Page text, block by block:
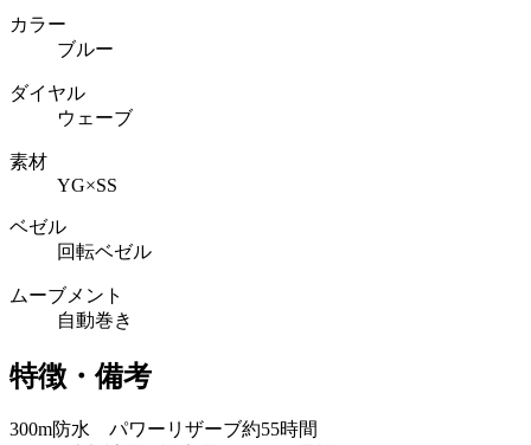
カラー
ブルー
ダイヤル
ウェーブ
素材
YG×SS
ベゼル
回転ベゼル
ムーブメント
自動巻き
特徴・備考
300m防水 パワーリザーブ約55時間